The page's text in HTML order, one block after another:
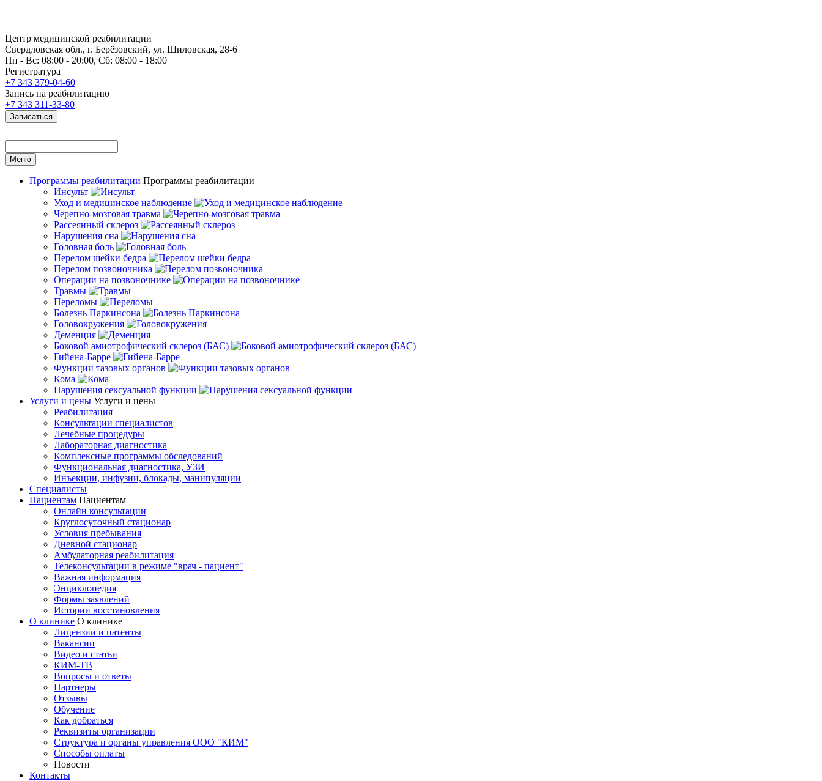
Центр медицинской реабилитации
Свердловская обл., г. Берёзовский, ул. Шиловская, 28-6
Пн - Вс: 08:00 - 20:00, Сб: 08:00 - 18:00
Регистратура
+7 343 379-04-60
Запись на реабилитацию
+7 343 311-33-80
Записаться
Меню
Программы реабилитации Программы реабилитации
Инсульт
Уход и медицинское наблюдение
Черепно-мозговая травма
Рассеянный склероз
Нарушения сна
Головная боль
Перелом шейки бедра
Перелом позвоночника
Операции на позвоночнике
Травмы
Переломы
Болезнь Паркинсона
Головокружения
Деменция
Боковой амиотрофический склероз (БАС)
Гийена-Барре
Функции тазовых органов
Кома
Нарушения сексуальной функции
Услуги и цены Услуги и цены
Реабилитация
Консультации специалистов
Лечебные процедуры
Лабораторная диагностика
Комплексные программы обследований
Функциональная диагностика, УЗИ
Инъекции, инфузии, блокады, манипуляции
Специалисты
Пациентам Пациентам
Онлайн консультации
Круглосуточный стационар
Условия пребывания
Дневной стационар
Амбулаторная реабилитация
Телеконсультации в режиме "врач - пациент"
Важная информация
Энциклопедия
Формы заявлений
Истории восстановления
О клинике О клинике
Лицензии и патенты
Вакансии
Видео и статьи
КИМ-ТВ
Вопросы и ответы
Партнеры
Отзывы
Обучение
Как добраться
Реквизиты организации
Структура и органы управления ООО "КИМ"
Способы оплаты
Новости
Контакты